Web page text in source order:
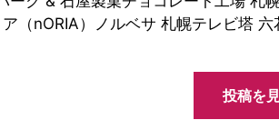
（nORIA）ノルベサ 札幌テレビ塔 六
投稿を